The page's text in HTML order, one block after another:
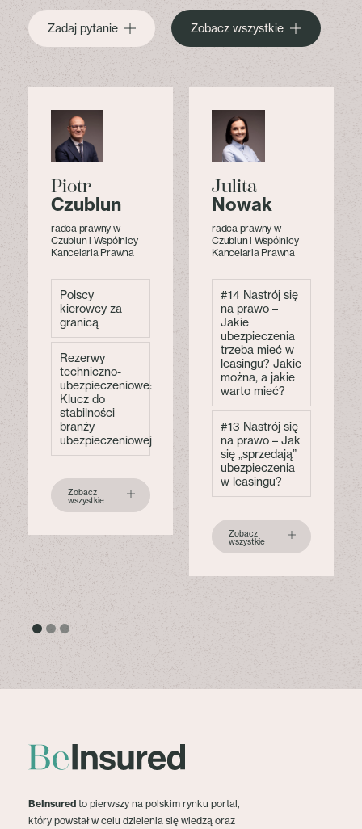
Zadaj pytanie Zobacz wszystkie
Piotr
Czublun
radca prawny w
Czublun i Wspólnicy
Kancelaria Prawna
Polscy
kierowcy za
granicą
Rezerwy
techniczno-
ubezpieczeniowe:
Klucz do
stabilności
branży
ubezpieczeniowej
Zobacz
wszystkie
Julita
Nowak
radca prawny w
Czublun i Wspólnicy
Kancelaria Prawna
#14 Nastrój się
na prawo –
Jakie
ubezpieczenia
trzeba mieć w
leasingu? Jakie
można, a jakie
warto mieć?
#13 Nastrój się
na prawo – Jak
się „sprzedają”
ubezpieczenia
w leasingu?
Zobacz
wszystkie
BeInsured to pierwszy na polskim rynku portal,
który powstał w celu dzielenia się wiedzą oraz